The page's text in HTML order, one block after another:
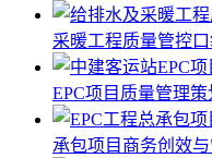
采暖工程质量管控
EPC项目质量管理策
承包项目商务创效